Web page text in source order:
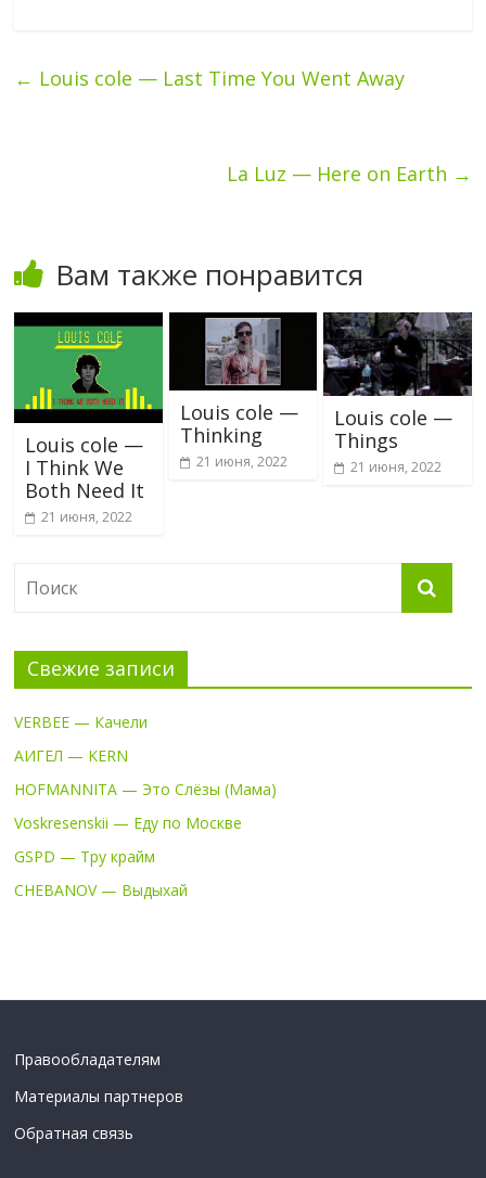
← Louis cole — Last Time You Went Away
La Luz — Here on Earth →
Вам также понравится
Louis cole —
I Think We
Both Need It
21 июня, 2022
Louis cole —
Thinking
21 июня, 2022
Louis cole —
Things
21 июня, 2022
Свежие записи
VERBEE — Качели
АИГЕЛ — KERN
HOFMANNITA — Это Слёзы (Мама)
Voskresenskii — Еду по Москве
GSPD — Тру крайм
CHEBANOV — Выдыхай
Правообладателям
Материалы партнеров
Обратная связь